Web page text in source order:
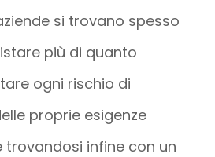
si trovano spesso
più di quanto
ogni rischio di
proprie esigenze
infine con un